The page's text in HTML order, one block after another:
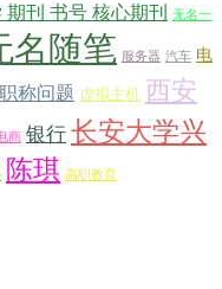
期刊 书号 核心期刊 无名一
名随笔 服务器 汽车 电
职称问题 虚拟主机 西安
商 银行 长安大学兴
陈琪 高职教育